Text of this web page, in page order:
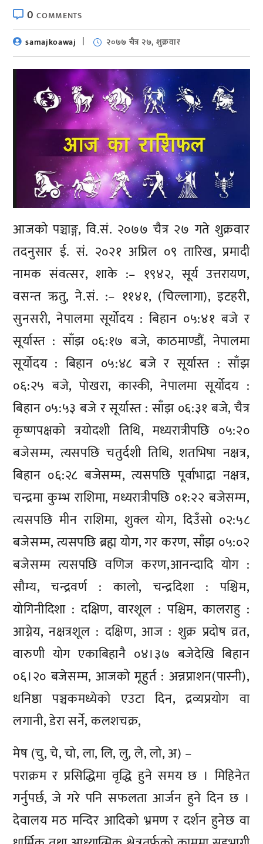
0COMMENTS
samajkoawaj
२०७७ चैत्र २७, शुक्रवार
आजको पञ्चाङ्ग, वि.सं. २०७७ चैत्र २७ गते शुक्रवार
तदनुसार ई. सं. २०२१ अप्रिल ०९ तारिख, प्रमादी
नामक संवत्सर, शाके :– १९४२, सूर्य उत्तरायण,
वसन्त ऋतु, ने.सं. :– ११४१, (चिल्लागा), इटहरी,
सुनसरी, नेपालमा सूर्योदय : बिहान ०५:४१ बजे र
सूर्यास्त : साँझ ०६:१७ बजे, काठमाण्डौं, नेपालमा
सूर्योदय : बिहान ०५:४८ बजे र सूर्यास्त : साँझ
०६:२५ बजे, पोखरा, कास्की, नेपालमा सूर्योदय :
बिहान ०५:५३ बजे र सूर्यास्त : साँझ ०६:३१ बजे, चैत्र
कृष्णपक्षको त्रयोदशी तिथि, मध्यरात्रीपछि ०५:२०
बजेसम्म, त्यसपछि चतुर्दशी तिथि, शतभिषा नक्षत्र,
बिहान ०६:२८ बजेसम्म, त्यसपछि पूर्वाभाद्रा नक्षत्र,
चन्द्रमा कुम्भ राशिमा, मध्यरात्रीपछि ०१:२२ बजेसम्म,
त्यसपछि मीन राशिमा, शुक्ल योग, दिउँसो ०२:५८
बजेसम्म, त्यसपछि ब्रह्म योग, गर करण, साँझ ०५:०२
बजेसम्म त्यसपछि वणिज करण,आनन्दादि योग :
सौम्य, चन्द्रवर्ण : कालो, चन्द्रदिशा : पश्चिम,
योगिनीदिशा : दक्षिण, वारशूल : पश्चिम, कालराहु :
आग्नेय, नक्षत्रशूल : दक्षिण, आज : शुक्र प्रदोष व्रत,
वारुणी योग एकाबिहानै ०४।३७ बजेदेखि बिहान
०६।२० बजेसम्म, आजको मूहुर्त : अन्नप्राशन(पास्नी),
धनिष्ठा पञ्चकमध्येको एउटा दिन, द्रव्यप्रयोग वा
लगानी, डेरा सर्ने, कलशचक्र,
मेष (चु, चे, चो, ला, लि, लु, ले, लो, अ) –
पराक्रम र प्रसिद्धिमा वृद्धि हुने समय छ । मिहिनेत
गर्नुपर्छ, जे गरे पनि सफलता आर्जन हुने दिन छ ।
देवालय मठ मन्दिर आदिको भ्रमण र दर्शन हुनेछ वा